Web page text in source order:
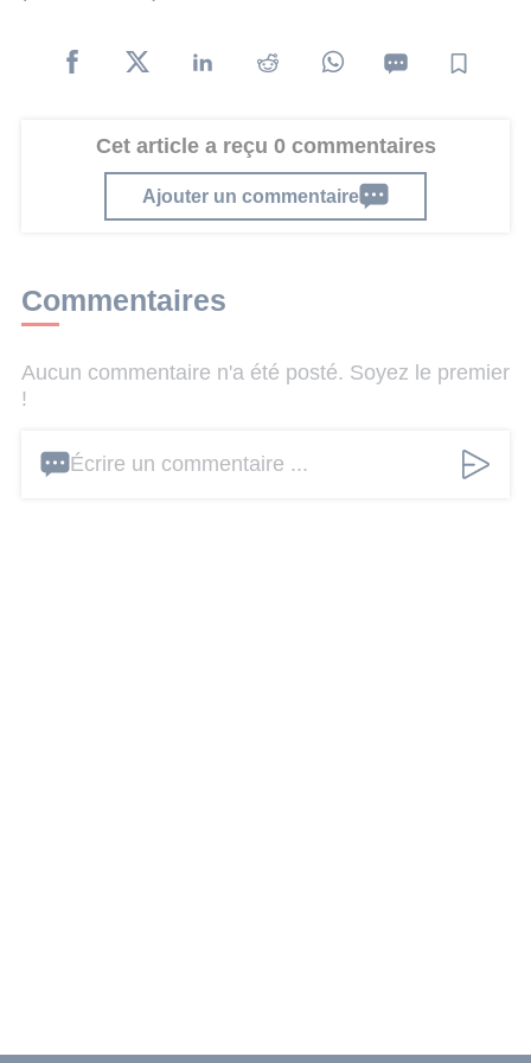
Cet article a reçu 0 commentaires
Ajouter un commentaire
Commentaires
Aucun commentaire n'a été posté. Soyez le premier
!
Écrire un commentaire ...